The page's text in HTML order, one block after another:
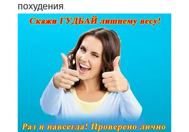
похудения.